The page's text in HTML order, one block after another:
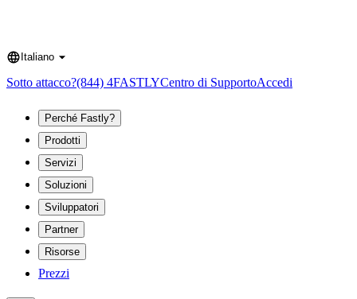
Language
Italiano
Sotto attacco?(844) 4FASTLYCentro di SupportoAccedi
Perché Fastly?
Prodotti
Servizi
Soluzioni
Sviluppatori
Partner
Risorse
Prezzi